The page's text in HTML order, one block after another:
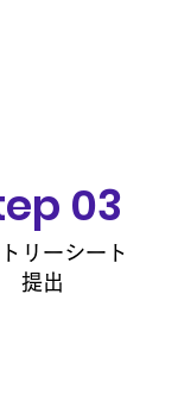
03
リーシート
提出